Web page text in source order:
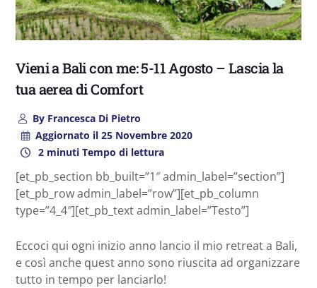
Vieni a Bali con me: 5-11 Agosto – Lascia la
tua aerea di Comfort
ByFrancesca Di Pietro
Aggiornato il25 Novembre 2020
2 minuti Tempo di lettura
[et_pb_section bb_built=”1″ admin_label=”section”]
[et_pb_row admin_label=”row”][et_pb_column
type=”4_4″][et_pb_text admin_label=”Testo”]
Eccoci qui ogni inizio anno lancio il mio retreat a Bali,
e così anche quest anno sono riuscita ad organizzare
tutto in tempo per lanciarlo!